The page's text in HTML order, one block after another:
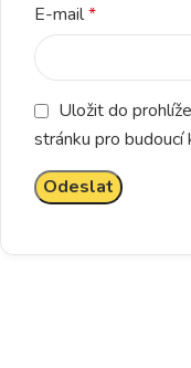
E-mail*
Uložit do
stránku pro budoucí